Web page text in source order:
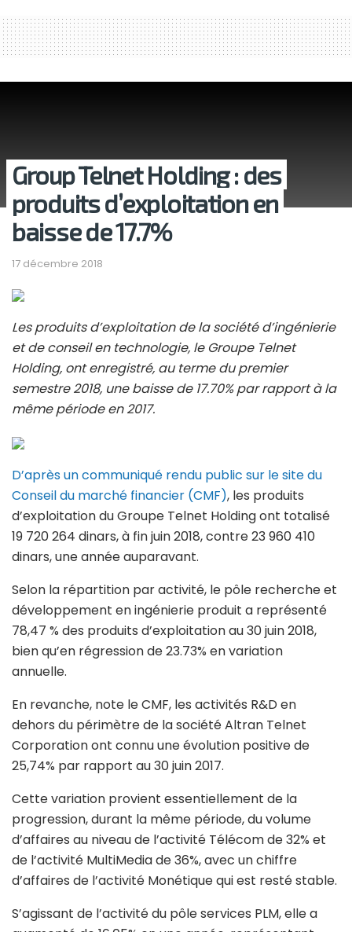
Group Telnet Holding : des
produits d’exploitation en
baisse de 17.7%
17 décembre 2018
Les produits d’exploitation de la société d’ingénierie
et de conseil en technologie, le Groupe Telnet
Holding, ont enregistré, au terme du premier
semestre 2018, une baisse de 17.70% par rapport à la
même période en 2017.
D’après un communiqué rendu public sur le site du
Conseil du marché financier (CMF), les produits
d’exploitation du Groupe Telnet Holding ont totalisé
19 720 264 dinars, à fin juin 2018, contre 23 960 410
dinars, une année auparavant.
Selon la répartition par activité, le pôle recherche et
développement en ingénierie produit a représenté
78,47 % des produits d’exploitation au 30 juin 2018,
bien qu’en régression de 23.73% en variation
annuelle.
En revanche, note le CMF, les activités R&D en
dehors du périmètre de la société Altran Telnet
Corporation ont connu une évolution positive de
25,74% par rapport au 30 juin 2017.
Cette variation provient essentiellement de la
progression, durant la même période, du volume
d’affaires au niveau de l’activité Télécom de 32% et
de l’activité MultiMedia de 36%, avec un chiffre
d’affaires de l’activité Monétique qui est resté stable.
S’agissant de l’activité du pôle services PLM, elle a